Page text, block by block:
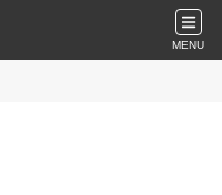
MENU